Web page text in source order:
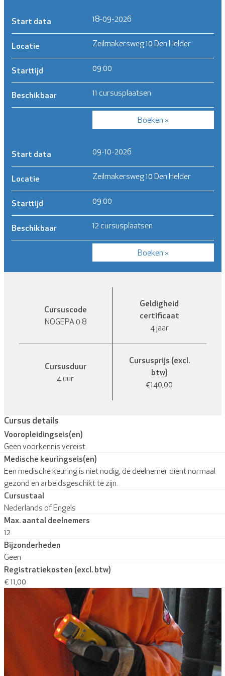
Start data 18-09-2026
Locatie Zeilmakersweg 10 Den Helder
Starttijd 09:00
Beschikbaar 11 cursusplaatsen
Boeken »
Start data 09-10-2026
Locatie Zeilmakersweg 10 Den Helder
Starttijd 09:00
Beschikbaar 12 cursusplaatsen
Boeken »
Cursuscode
NOGEPA 0.8
Geldigheid
certificaat
4 jaar
Cursusduur
4 uur
Cursusprijs (excl.
btw)
€140,00
Cursus details
Vooropleidingseis(en)
Geen voorkennis vereist.
Medische keuringseis(en)
Een medische keuring is niet nodig, de deelnemer dient normaal
gezond en arbeidsgeschikt te zijn.
Cursustaal
Nederlands of Engels
Max. aantal deelnemers
12
Bijzonderheden
Geen
Registratiekosten (excl. btw)
€ 11,00